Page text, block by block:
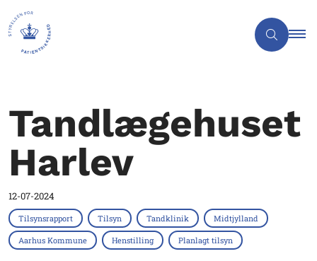
Tandlægehuset
Harlev
12-07-2024
Tilsynsrapport Tilsyn Tandklinik Midtjylland
Aarhus Kommune Henstilling Planlagt tilsyn